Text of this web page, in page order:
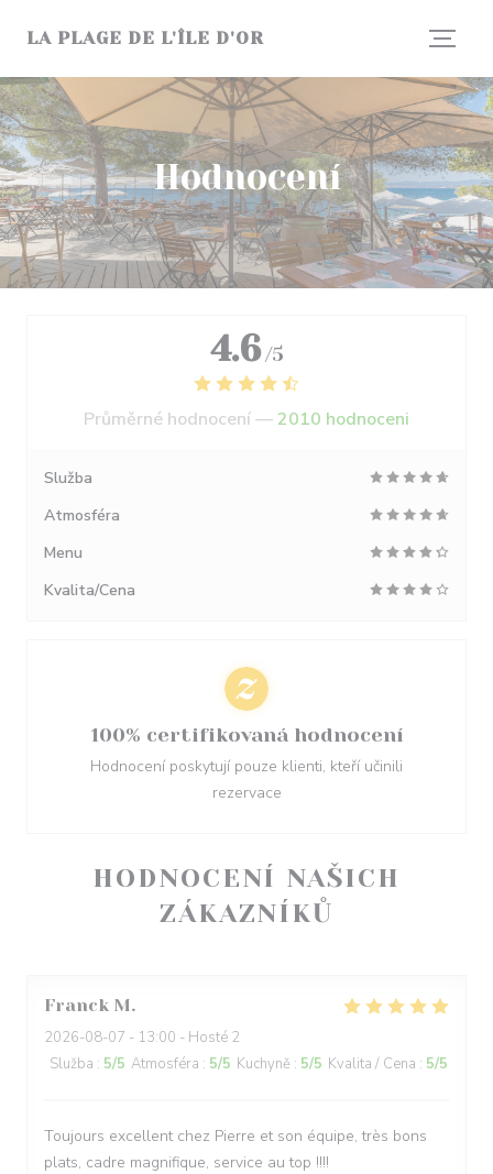
LA PLAGE DE L'ÎLE D'OR
Hodnocení
HODNOCENÍ NAŠICH
ZÁKAZNÍKŮ
Franck M
2026-08-07 - 13:00 - Hosté 2
Služba : 5/5 Atmosféra : 5/5 Kuchyně : 5/5 Kvalita / Cena : 5/5
Toujours excellent chez Pierre et son équipe, très bons
plats, cadre magnifique, service au top !!!!
4.6 /5
Průměrné hodnocení — 2010 hodnoceni
Služba
Atmosféra
Menu
Kvalita/Cena
100% certifikovaná hodnocení
Hodnocení poskytují pouze klienti, kteří učinili
rezervace